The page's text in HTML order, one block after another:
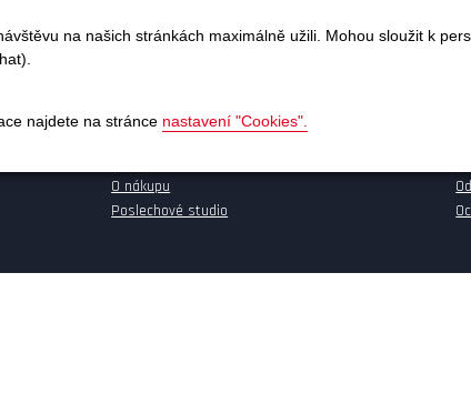
na našich stránkách maximálně užili. Mohou sloužit k
najdete na stránce nastavení "Cookies".
NEŽ OBJEDNÁTE
O nákupu
Poslechové studio